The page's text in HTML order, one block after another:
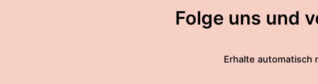
Folge uns und
Erhalte automatisch